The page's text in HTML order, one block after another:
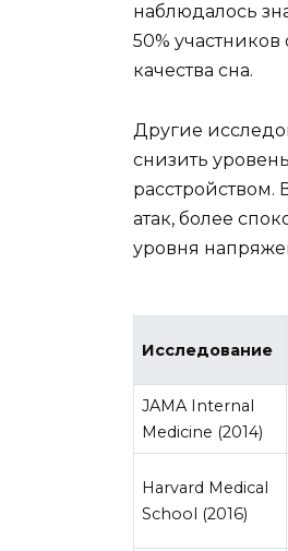
наблюдалось
50%
качества сна.
Другие
снизить
расстройством.
атак, более
уровня
Исследование
JAMA Internal
Medicine (2014)
Harvard Medical
School (2016)